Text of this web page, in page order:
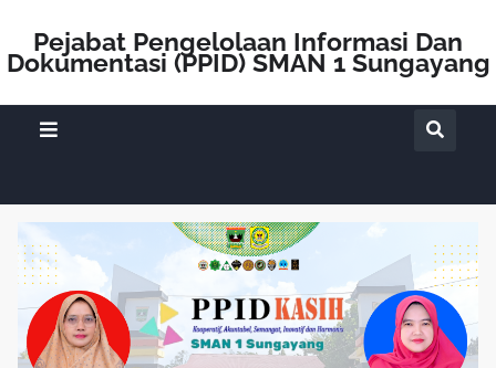
Pejabat Pengelolaan Informasi Dan
Dokumentasi (PPID) SMAN 1 Sungayang